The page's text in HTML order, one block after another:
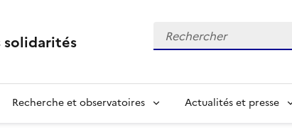
solidarités
Recherche
Recherche et observatoires Actualités et presse